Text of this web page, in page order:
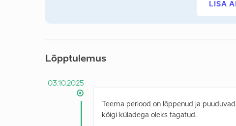
LISA
Lõpptulemus
03.10.2025
Teema periood on lõppenud ja
kõigi küladega oleks tagatud.